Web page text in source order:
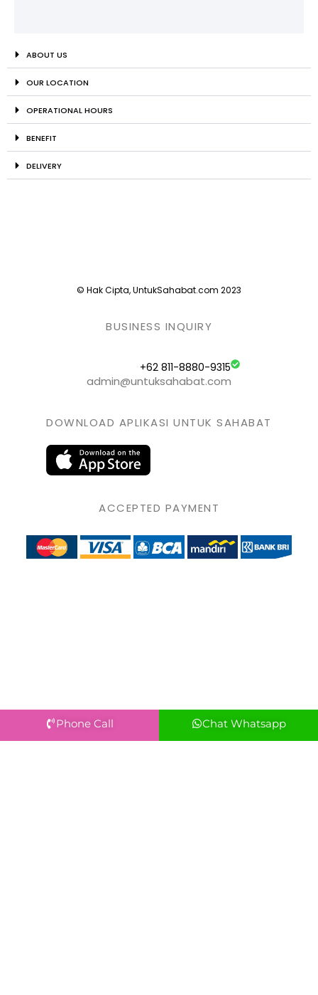
ABOUT US
OUR LOCATION
OPERATIONAL HOURS
BENEFIT
DELIVERY
© Hak Cipta, UntukSahabat.com 2023
BUSINESS INQUIRY
+62 811-8880-9315
admin@untuksahabat.com
DOWNLOAD APLIKASI UNTUK SAHABAT
ACCEPTED PAYMENT
Phone Call Chat Whatsapp